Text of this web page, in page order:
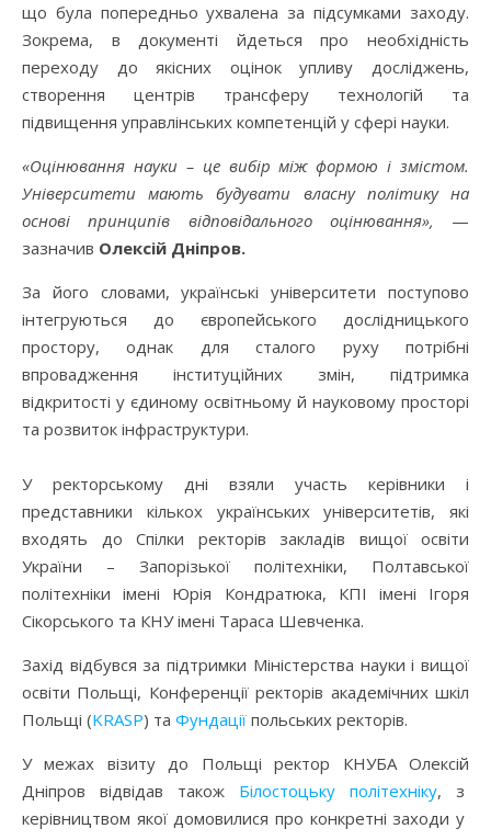
що була попередньо ухвалена за підсумками заходу.
Зокрема, в документі йдеться про необхідність
переходу до якісних оцінок упливу досліджень,
створення центрів трансферу технологій та
підвищення управлінських компетенцій у сфері науки.
«Оцінювання науки – це вибір між формою і змістом.
Університети мають будувати власну політику на
основі принципів відповідального оцінювання», —
зазначив Олексій Дніпров.
За його словами, українські університети поступово
інтегруються до європейського дослідницького
простору, однак для сталого руху потрібні
впровадження інституційних змін, підтримка
відкритості у єдиному освітньому й науковому просторі
та розвиток інфраструктури.
У ректорському дні взяли участь керівники і
представники кількох українських університетів, які
входять до Спілки ректорів закладів вищої освіти
України – Запорізької політехніки, Полтавської
політехніки імені Юрія Кондратюка, КПІ імені Ігоря
Сікорського та КНУ імені Тараса Шевченка.
Захід відбувся за підтримки Міністерства науки і вищої
освіти Польщі, Конференції ректорів академічних шкіл
Польщі (KRASP) та Фундації польських ректорів.
У межах візиту до Польщі ректор КНУБА Олексій
Дніпров відвідав також Білостоцьку політехніку, з
керівництвом якої домовилися про конкретні заходи у